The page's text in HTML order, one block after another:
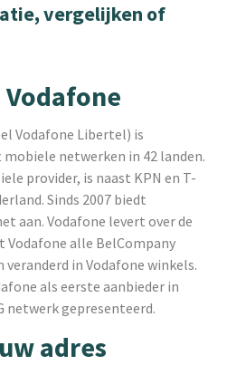
vergelijken of
Vodafone Libertel) is
netwerken in 42 landen.
provider, is naast KPN en T-
Sinds 2007 biedt
aan. Vodafone levert over de
Vodafone alle BelCompany
veranderd in Vodafone winkels.
als eerste aanbieder in
netwerk gepresenteerd.
adres